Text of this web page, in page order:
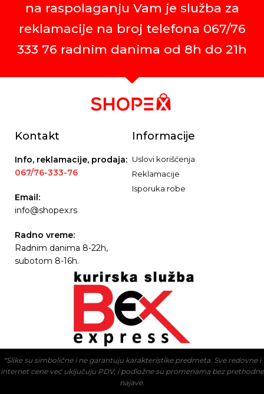
na raspolaganju Vam je služba za
reklamacije na broj telefona 067/76
333 76 radnim danima od 8h do 21h
Kontakt
Info, reklamacije, prodaja:
067/76-333-76
Email:
info@shopex.rs
Radno vreme:
Radnim danima 8-22h,
subotom 8-16h.
Informacije
Uslovi korišćenja
Reklamacije
Isporuka robe
*Slike su simbolične i ne garantuju karakteristike predmeta. Sve redovne i
internet cene već uključuju PDV; i podložne su promenama bez prethodne
najave.